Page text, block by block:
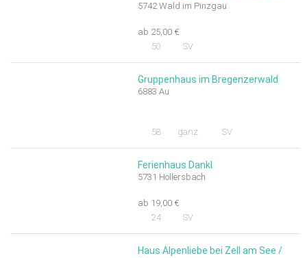
5742 Wald im Pinzgau
ab 25,00 €
50
SV
Gruppenhaus im Bregenzerwald
6883 Au
58 ganz SV
Ferienhaus Dankl
5731 Hollersbach
ab 19,00 €
24
SV
Haus Alpenliebe bei Zell am See /